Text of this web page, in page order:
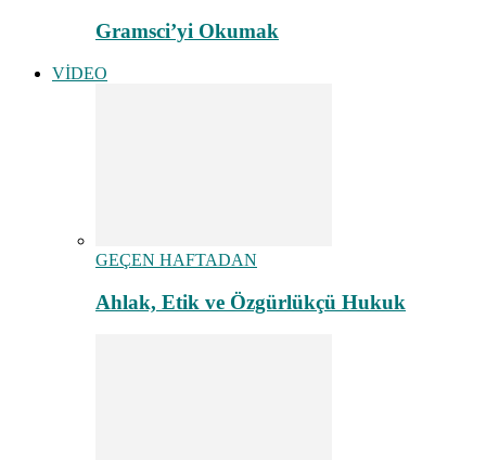
Gramsci’yi Okumak
VİDEO
GEÇEN HAFTADAN
Ahlak, Etik ve Özgürlükçü Hukuk